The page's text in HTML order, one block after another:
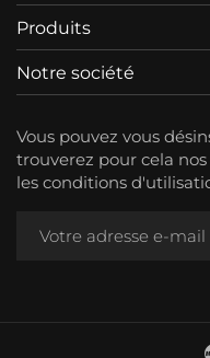
Produits
Notre société
Vous pouvez vous
trouverez pour cela
les conditions